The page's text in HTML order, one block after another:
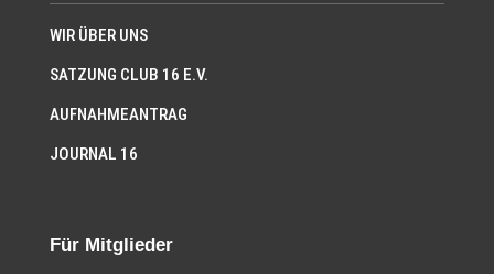
WIR ÜBER UNS
SATZUNG CLUB 16 E.V.
AUFNAHMEANTRAG
JOURNAL 16
Für Mitglieder